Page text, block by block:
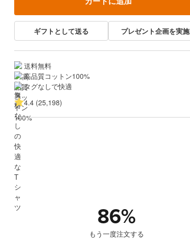
ギフトとして送る プレゼント企画を実施
送料無料
高品質コットン100%
タグなしで快適
4.4 (25,198)
86%
もう一度注文する